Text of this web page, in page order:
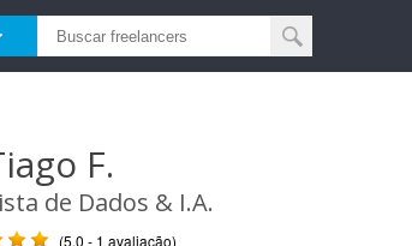
F.
de Dados & I.A.
(5.0 - 1 avaliação)